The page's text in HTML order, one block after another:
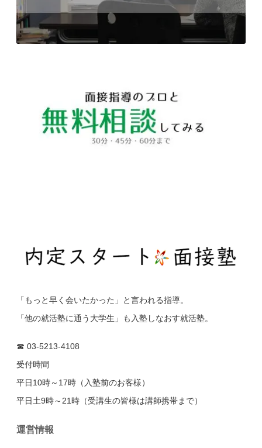
「もっと早く会いたかった」と言われる指導。
「他の就活塾に通う大学生」も入塾しなおす就活塾。
☎ 03-5213-4108
受付時間
平日10時～17時（入塾前のお客様）
平日土9時～21時（受講生の皆様は講師携帯まで）
運営情報